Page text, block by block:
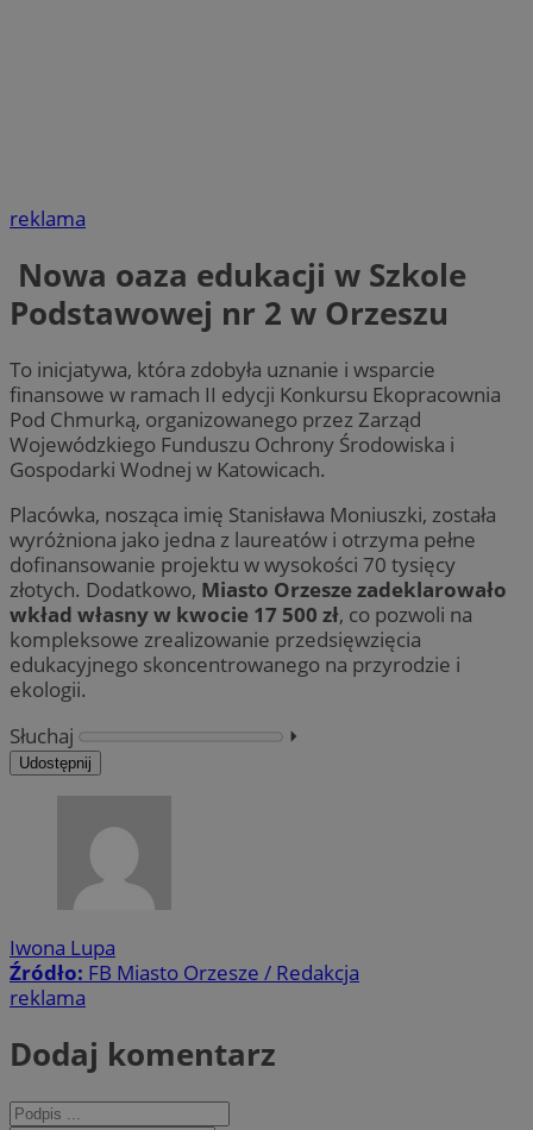
reklama
Nowa oaza edukacji w Szkole
Podstawowej nr 2 w Orzeszu
To inicjatywa, która zdobyła uznanie i wsparcie
finansowe w ramach II edycji Konkursu Ekopracownia
Pod Chmurką, organizowanego przez Zarząd
Wojewódzkiego Funduszu Ochrony Środowiska i
Gospodarki Wodnej w Katowicach.
Placówka, nosząca imię Stanisława Moniuszki, została
wyróżniona jako jedna z laureatów i otrzyma pełne
dofinansowanie projektu w wysokości 70 tysięcy
złotych. Dodatkowo, Miasto Orzesze zadeklarowało
wkład własny w kwocie 17 500 zł, co pozwoli na
kompleksowe zrealizowanie przedsięwzięcia
edukacyjnego skoncentrowanego na przyrodzie i
ekologii.
Słuchaj
⏵︎
Udostępnij
Iwona Lupa
Źródło: FB Miasto Orzesze / Redakcja
reklama
Dodaj komentarz